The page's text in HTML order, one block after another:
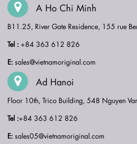
A Ho Chi Minh
B11.25, River Gate Residence, 155 rue
Tel : +84 363 612 826
E: sales@vietnamoriginal.com
Ad Hanoi
Floor 10th, Trico Building, 548 Nguyen
Tel :+84 363 612 826
E: sales05@vietnamoriginal.com